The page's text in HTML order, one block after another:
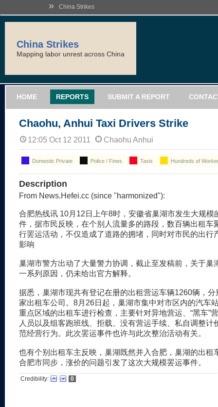
» China Strikes
China Strikes
Mapping labor unrest across China
HOME REPORTS SUBMIT A REPORT
Chaohu, Anhui Taxi Drivers Strike
12:05 Oct 12 2011 Chaohu Anhui
Domestic Private Police / Fines Taxis Hundreds of
Description
From News.Hefei.cc (since "harmonized"):
合肥热线讯 10月12日上午8时，安徽省巢湖市发生大规模
件，据市民反映，在个别人流量多的路段，数百辆出租车
行罢运活动，不仅造成了道路的拥堵，同时对市民的出行
影响
巢湖市警方出动了大量警力协调，截止至发稿前，关于巢
一系列原因，仍未给出官方解释。
据悉，巢湖市现共有登记在册的出租营运车辆1260辆，
家出租车公司。8月26日起，巢湖市集中对市区内的汽车
重点区域的出租车进行检查，主要针对异地营运、“黑车”
人员以及组客跑班线、拒载、没有营运手续、私自调整计
范经营行为。此次罢运事件也许与此次整治活动有关。
也有个别出租车主反映，巢湖既然并入合肥，巢湖的出租
合肥市同步，涨价的问题引发了这次大规模罢运事件。
Credibility: 0